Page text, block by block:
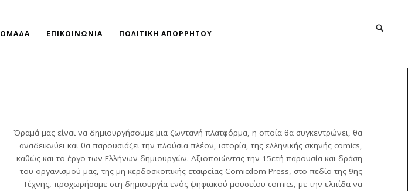
ΟΜΑΔΑ ΕΠΙΚΟΙΝΩΝΙΑ ΠΟΛΙΤΙΚΗ ΑΠΟΡΡΗΤΟΥ
Όραμά μας είναι να δημιουργήσουμε μια ζωντανή πλατφόρμα, η οποία θα συγκεντρώνει, θα
αναδεικνύει και θα παρουσιάζει την πλούσια πλέον, ιστορία, της ελληνικής σκηνής comics,
καθώς και το έργο των Ελλήνων δημιουργών. Αξιοποιώντας την 15ετή παρουσία και δράση
του οργανισμού μας, της μη κερδοσκοπικής εταιρείας Comicdom Press, στο πεδίο της 9ης
Τέχνης, προχωρήσαμε στη δημιουργία ενός ψηφιακού μουσείου comics, με την ελπίδα να